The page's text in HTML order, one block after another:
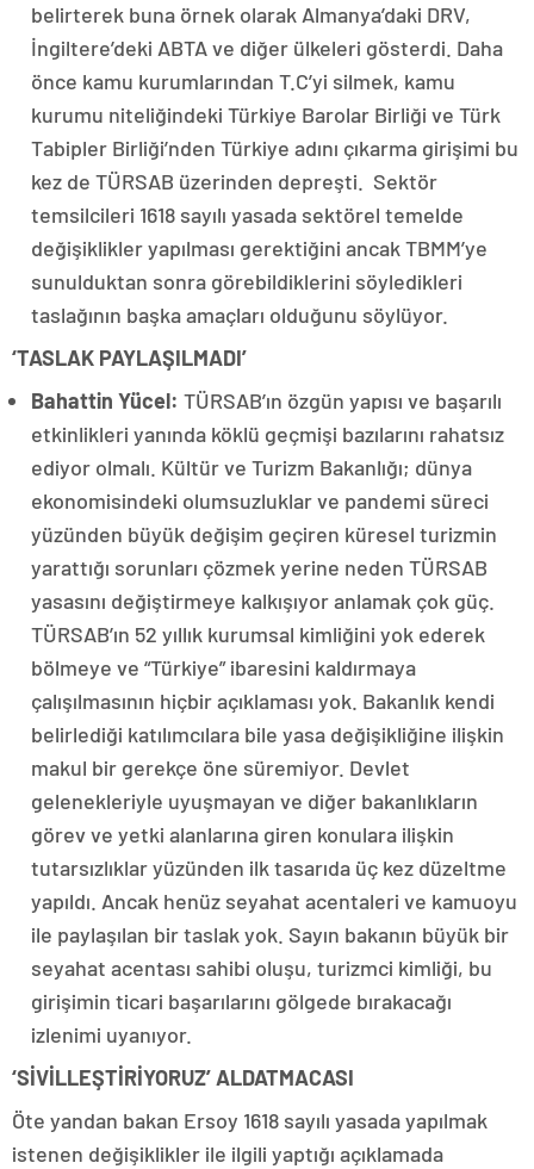
belirterek buna örnek olarak Almanya’daki DRV,
İngiltere’deki ABTA ve diğer ülkeleri gösterdi. Daha
önce kamu kurumlarından T.C’yi silmek, kamu
kurumu niteliğindeki Türkiye Barolar Birliği ve Türk
Tabipler Birliği’nden Türkiye adını çıkarma girişimi bu
kez de TÜRSAB üzerinden depreşti. Sektör
temsilcileri 1618 sayılı yasada sektörel temelde
değişiklikler yapılması gerektiğini ancak TBMM’ye
sunulduktan sonra görebildiklerini söyledikleri
taslağının başka amaçları olduğunu söylüyor.
‘TASLAK PAYLAŞILMADI’
Bahattin Yücel: TÜRSAB’ın özgün yapısı ve başarılı
etkinlikleri yanında köklü geçmişi bazılarını rahatsız
ediyor olmalı. Kültür ve Turizm Bakanlığı; dünya
ekonomisindeki olumsuzluklar ve pandemi süreci
yüzünden büyük değişim geçiren küresel turizmin
yarattığı sorunları çözmek yerine neden TÜRSAB
yasasını değiştirmeye kalkışıyor anlamak çok güç.
TÜRSAB’ın 52 yıllık kurumsal kimliğini yok ederek
bölmeye ve “Türkiye” ibaresini kaldırmaya
çalışılmasının hiçbir açıklaması yok. Bakanlık kendi
belirlediği katılımcılara bile yasa değişikliğine ilişkin
makul bir gerekçe öne süremiyor. Devlet
gelenekleriyle uyuşmayan ve diğer bakanlıkların
görev ve yetki alanlarına giren konulara ilişkin
tutarsızlıklar yüzünden ilk tasarıda üç kez düzeltme
yapıldı. Ancak henüz seyahat acentaleri ve kamuoyu
ile paylaşılan bir taslak yok. Sayın bakanın büyük bir
seyahat acentası sahibi oluşu, turizmci kimliği, bu
girişimin ticari başarılarını gölgede bırakacağı
izlenimi uyanıyor.
‘SİVİLLEŞTİRİYORUZ’ ALDATMACASI
Öte yandan bakan Ersoy 1618 sayılı yasada yapılmak
istenen değişiklikler ile ilgili yaptığı açıklamada